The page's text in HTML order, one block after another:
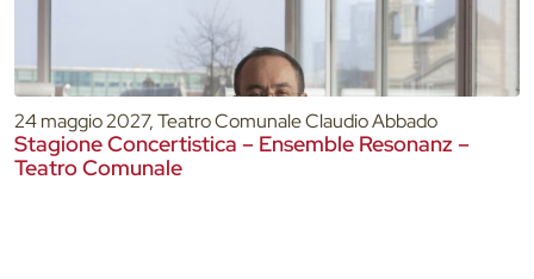
24 maggio 2027, Teatro Comunale Claudio Abbado
Stagione Concertistica – Ensemble Resonanz –
Teatro Comunale